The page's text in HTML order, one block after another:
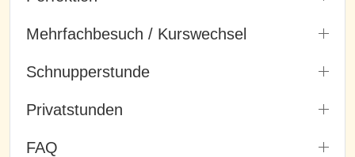
Mehrfachbesuch / Kurswechsel
Schnupperstunde
Privatstunden
FAQ